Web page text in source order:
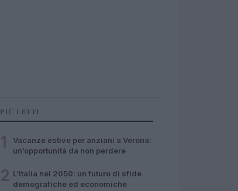
PIÙ LETTI
Vacanze estive per anziani a Verona:
un’opportunità da non perdere
L’Italia nel 2050: un futuro di sfide
demografiche ed economiche